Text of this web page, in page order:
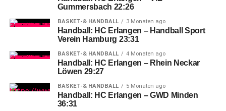
Gummersbach 22:26
BASKET-& HANDBALL 3 Monaten ago
Handball: HC Erlangen – Handball Sport
Verein Hamburg 23:31
BASKET-& HANDBALL 4 Monaten ago
Handball: HC Erlangen – Rhein Neckar
Löwen 29:27
BASKET-& HANDBALL 5 Monaten ago
Handball: HC Erlangen – GWD Minden
36:31